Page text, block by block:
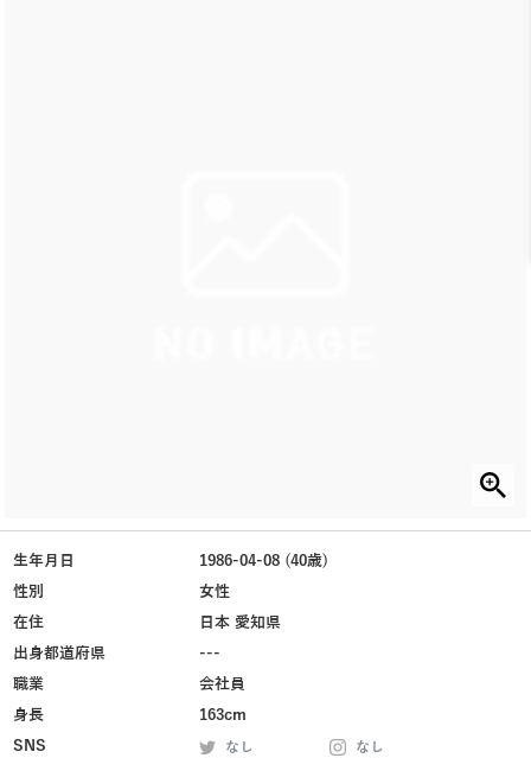
生年月日
1986-04-08 (40歳)
性別
女性
在住
日本 愛知県
出身都道府県
---
職業
会社員
身長
163cm
SNS
なし
なし